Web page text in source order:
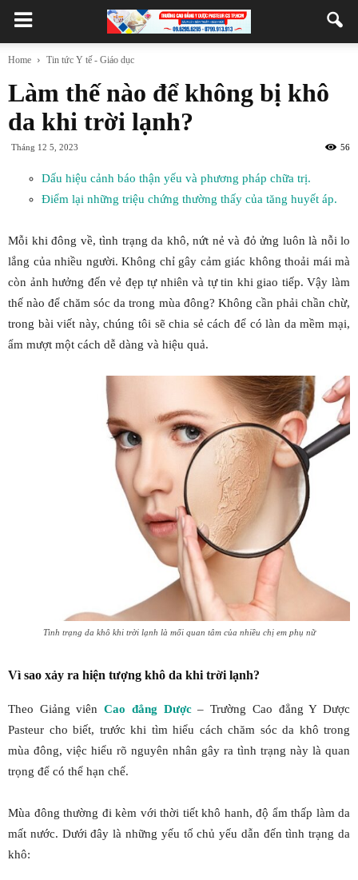
Home Tin tức Y tế - Giáo dục
Làm thế nào để không bị khô
da khi trời lạnh?
Tháng 12 5, 2023 56
Dấu hiệu cảnh báo thận yếu và phương pháp chữa trị.
Điểm lại những triệu chứng thường thấy của tăng huyết áp.
Mỗi khi đông về, tình trạng da khô, nứt nẻ và đỏ ửng luôn là nỗi lo
lắng của nhiều người. Không chỉ gây cảm giác không thoải mái mà
còn ảnh hưởng đến vẻ đẹp tự nhiên và tự tin khi giao tiếp. Vậy làm
thế nào để chăm sóc da trong mùa đông? Không cần phải chần chừ,
trong bài viết này, chúng tôi sẽ chia sẻ cách để có làn da mềm mại,
ẩm mượt một cách dễ dàng và hiệu quả.
Tình trạng da khô khi trời lạnh là mối quan tâm của nhiều chị em phụ nữ
Vì sao xảy ra hiện tượng khô da khi trời lạnh?
Theo Giảng viênCao đẳng Dược– Trường Cao đẳng Y Dược
Pasteur cho biết, trước khi tìm hiểu cách chăm sóc da khô trong
mùa đông, việc hiểu rõ nguyên nhân gây ra tình trạng này là quan
trọng để có thể hạn chế.
Mùa đông thường đi kèm với thời tiết khô hanh, độ ẩm thấp làm da
mất nước. Dưới đây là những yếu tố chủ yếu dẫn đến tình trạng da
khô: